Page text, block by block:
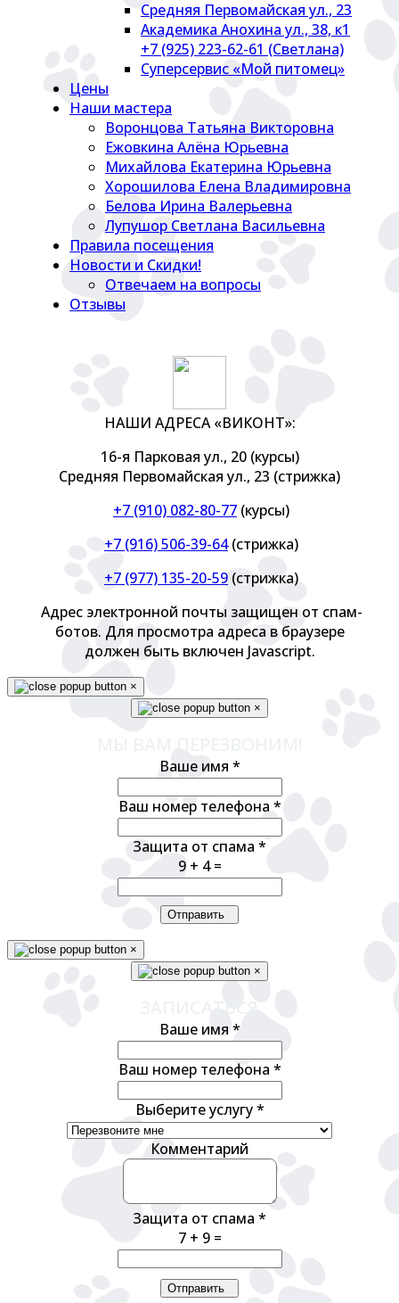
Средняя Первомайская ул., 23
Академика Анохина ул., 38, к1
+7 (925) 223-62-61 (Светлана)
Суперсервис «Мой питомец»
Цены
Наши мастера
Воронцова Татьяна Викторовна
Ежовкина Алёна Юрьевна
Михайлова Екатерина Юрьевна
Хорошилова Елена Владимировна
Белова Ирина Валерьевна
Лупушор Светлана Васильевна
Правила посещения
Новости и Скидки!
Отвечаем на вопросы
Отзывы
НАШИ АДРЕСА «ВИКОНТ»:
16-я Парковая ул., 20 (курсы)
Средняя Первомайская ул., 23 (стрижка)
+7 (910) 082-80-77 (курсы)
+7 (916) 506-39-64(стрижка)
+7 (977) 135-20-59 (стрижка)
Адрес электронной почты защищен от спам-
ботов. Для просмотра адреса в браузере
должен быть включен Javascript.
×
×
Ваше имя *
Ваш номер телефона *
Защита от спама *
9 + 4 =
Отправить
×
×
Ваше имя *
Ваш номер телефона *
Выберите услугу*
Комментарий
Защита от спама *
7 + 9 =
Отправить